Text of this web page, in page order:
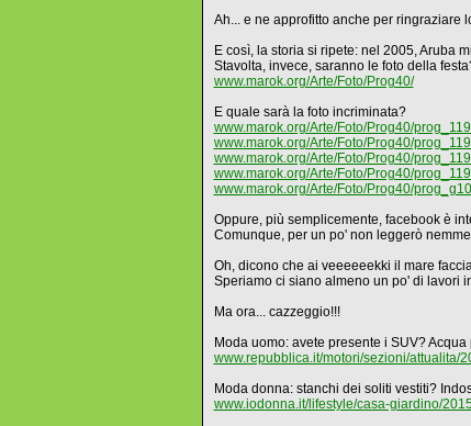
Ah... e ne approfitto anche per ringraziare
E così, la storia si ripete: nel 2005, Aruba
Stavolta, invece, saranno le foto della
www.marok.org/Arte/Foto/Prog40/
E quale sarà la foto incriminata?
www.marok.org/Arte/Foto/Prog40/
www.marok.org/Arte/Foto/Prog40/
www.marok.org/Arte/Foto/Prog40/
www.marok.org/Arte/Foto/Prog40/
www.marok.org/Arte/Foto/Prog40/
Oppure, più semplicemente, facebook è
Comunque, per un po' non leggerò
Oh, dicono che ai veeeeeekki il mare
Speriamo ci siano almeno un po' di lavori
Ma ora... cazzeggio!!!
Moda uomo: avete presente i SUV?
www.repubblica.it/motori/sezioni/attualita/
Moda donna: stanchi dei soliti vestiti?
www.iodonna.it/lifestyle/casa-giardino/